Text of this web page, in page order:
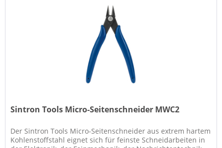
Sintron Tools Micro-Seitenschneider MWC2
Der Sintron Tools Micro-Seitenschneider aus extrem hartem
Kohlenstoffstahl eignet sich für feinste Schneidarbeiten in